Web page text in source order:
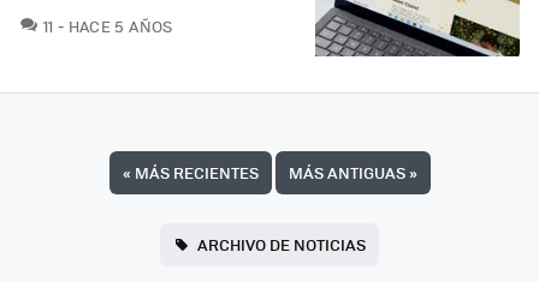
11 COMENTARIOS
HACE 5 AÑOS
« MÁS RECIENTES MÁS ANTIGUAS»
ARCHIVO DE NOTICIAS